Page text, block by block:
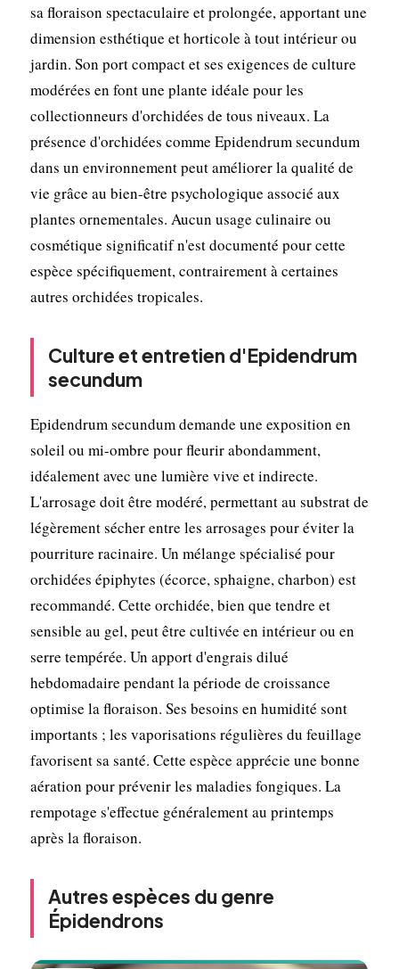
sa floraison spectaculaire et prolongée, apportant une
dimension esthétique et horticole à tout intérieur ou
jardin. Son port compact et ses exigences de culture
modérées en font une plante idéale pour les
collectionneurs d'orchidées de tous niveaux. La
présence d'orchidées comme Epidendrum secundum
dans un environnement peut améliorer la qualité de
vie grâce au bien-être psychologique associé aux
plantes ornementales. Aucun usage culinaire ou
cosmétique significatif n'est documenté pour cette
espèce spécifiquement, contrairement à certaines
autres orchidées tropicales.
Culture et entretien d'Epidendrum
secundum
Epidendrum secundum demande une exposition en
soleil ou mi-ombre pour fleurir abondamment,
idéalement avec une lumière vive et indirecte.
L'arrosage doit être modéré, permettant au substrat de
légèrement sécher entre les arrosages pour éviter la
pourriture racinaire. Un mélange spécialisé pour
orchidées épiphytes (écorce, sphaigne, charbon) est
recommandé. Cette orchidée, bien que tendre et
sensible au gel, peut être cultivée en intérieur ou en
serre tempérée. Un apport d'engrais dilué
hebdomadaire pendant la période de croissance
optimise la floraison. Ses besoins en humidité sont
importants ; les vaporisations régulières du feuillage
favorisent sa santé. Cette espèce apprécie une bonne
aération pour prévenir les maladies fongiques. La
rempotage s'effectue généralement au printemps
après la floraison.
Autres espèces du genre
Épidendrons